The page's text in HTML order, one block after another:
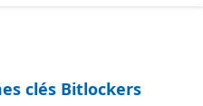
acceptée par l’auteur de la
clés Bitlockers